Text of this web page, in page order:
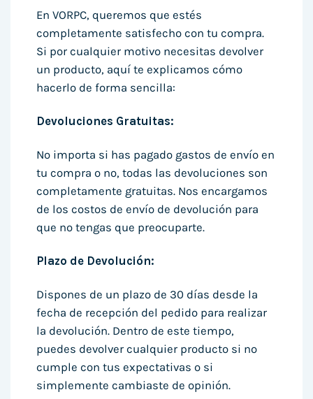
En VORPC, queremos que estés
completamente satisfecho con tu compra.
Si por cualquier motivo necesitas devolver
un producto, aquí te explicamos cómo
hacerlo de forma sencilla:
Devoluciones Gratuitas:
No importa si has pagado gastos de envío en
tu compra o no, todas las devoluciones son
completamente gratuitas. Nos encargamos
de los costos de envío de devolución para
que no tengas que preocuparte.
Plazo de Devolución:
Dispones de un plazo de 30 días desde la
fecha de recepción del pedido para realizar
la devolución. Dentro de este tiempo,
puedes devolver cualquier producto si no
cumple con tus expectativas o si
simplemente cambiaste de opinión.